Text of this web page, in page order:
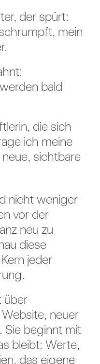
der spürt:
mein
bald
die sich
ich meine
sichtbare
nicht weniger
vor der
neu zu
diese
jeder
über
neuer
Sie beginnt mit
bleibt: Werte,
das eigene